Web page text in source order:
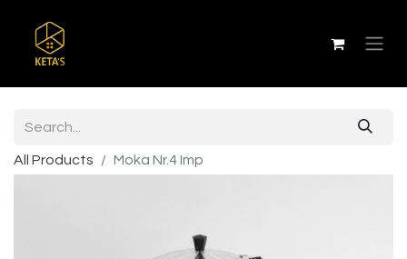
All Products Moka Nr.4 Imp